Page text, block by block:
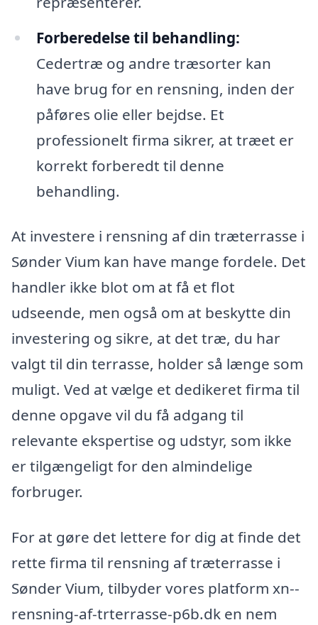
Forberedelse til behandling:
Cedertræ og andre træsorter kan
have brug for en rensning, inden der
påføres olie eller bejdse. Et
professionelt firma sikrer, at træet er
korrekt forberedt til denne
behandling.
At investere i rensning af din træterrasse i
Sønder Vium kan have mange fordele. Det
handler ikke blot om at få et flot
udseende, men også om at beskytte din
investering og sikre, at det træ, du har
valgt til din terrasse, holder så længe som
muligt. Ved at vælge et dedikeret firma til
denne opgave vil du få adgang til
relevante ekspertise og udstyr, som ikke
er tilgængeligt for den almindelige
forbruger.
For at gøre det lettere for dig at finde det
rette firma til rensning af træterrasse i
Sønder Vium, tilbyder vores platform xn--
rensning-af-trterrasse-p6b.dk en nem